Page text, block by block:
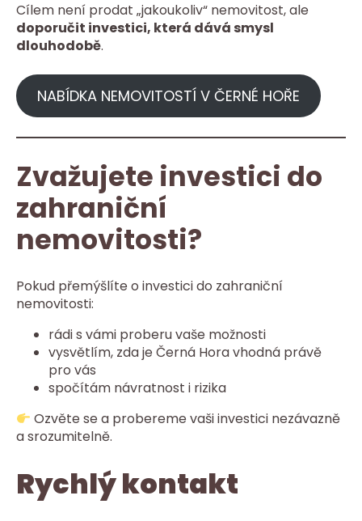
Cílem není prodat „jakoukoliv“ nemovitost, ale
doporučit investici, která dává smysl
dlouhodobě.
NABÍDKA NEMOVITOSTÍ V ČERNÉ HOŘE
Zvažujete investici do
zahraniční
nemovitosti?
Pokud přemýšlíte o investici do zahraniční
nemovitosti:
rádi s vámi proberu vaše možnosti
vysvětlím, zda je Černá Hora vhodná právě
pro vás
spočítám návratnost i rizika
Ozvěte se a probereme vaši investici nezávazně
a srozumitelně.
Rychlý kontakt